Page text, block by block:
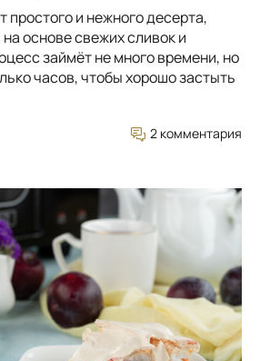
простого и нежного десерта,
основе свежих сливок и
займёт не много времени, но
часов, чтобы хорошо застыть
2 комментария